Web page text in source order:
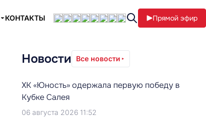
КОНТАКТЫ Прямой эфир
Новости Все новости
ХК «Юность» одержала первую победу в
Кубке Салея
06 августа 2026 11:52